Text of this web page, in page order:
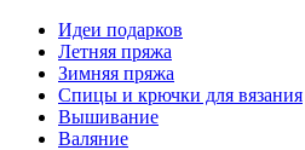
Идеи подарков
Летняя пряжа
Зимняя пряжа
Спицы и крючки для вязания
Вышивание
Валяние